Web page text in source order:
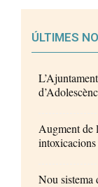
ÚLTIMES
Augment de
intoxicacions
Nou sistema